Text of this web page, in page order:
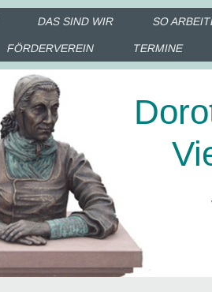
DAS SIND WIR SO
FÖRDERVEREIN TERMINE